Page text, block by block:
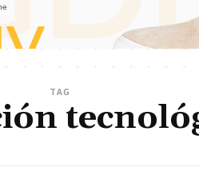
TAG